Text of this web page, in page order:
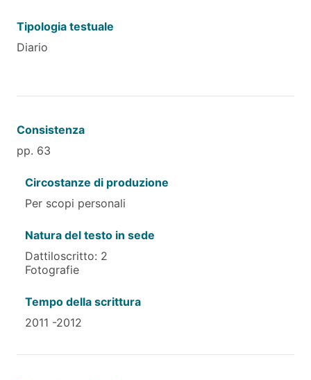
Tipologia testuale
Diario
Consistenza
pp. 63
Circostanze di produzione
Per scopi personali
Natura del testo in sede
Dattiloscritto: 2
Fotografie
Tempo della scrittura
2011 -2012